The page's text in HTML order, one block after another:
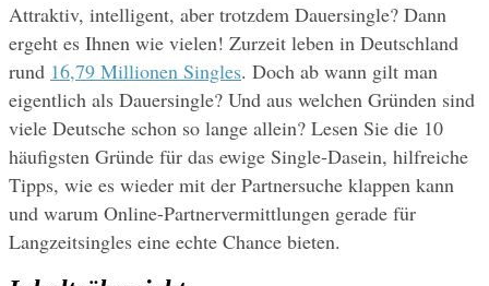
Attraktiv, intelligent, aber trotzdem Dauersingle? Dann
ergeht es Ihnen wie vielen! Zurzeit leben in Deutschland
rund 16,79 Millionen Singles. Doch ab wann gilt man
eigentlich als Dauersingle? Und aus welchen Gründen sind
viele Deutsche schon so lange allein? Lesen Sie die 10
häufigsten Gründe für das ewige Single-Dasein, hilfreiche
Tipps, wie es wieder mit der Partnersuche klappen kann
und warum Online-Partnervermittlungen gerade für
Langzeitsingles eine echte Chance bieten.